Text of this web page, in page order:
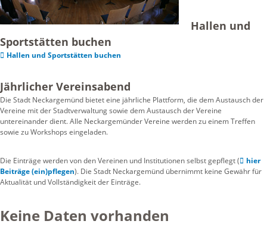
Hallen und
Sportstätten buchen
Hallen und Sportstätten buchen
Jährlicher Vereinsabend
Die Stadt Neckargemünd bietet eine jährliche Plattform, die dem Austausch der
Vereine mit der Stadtverwaltung sowie dem Austausch der Vereine
untereinander dient. Alle Neckargemünder Vereine werden zu einem Treffen
sowie zu Workshops eingeladen.
Die Einträge werden von den Vereinen und Institutionen selbst gepflegt (
hier
Beiträge (ein)pflegen). Die Stadt Neckargemünd übernimmt keine Gewähr für
Aktualität und Vollständigkeit der Einträge.
Keine Daten vorhanden